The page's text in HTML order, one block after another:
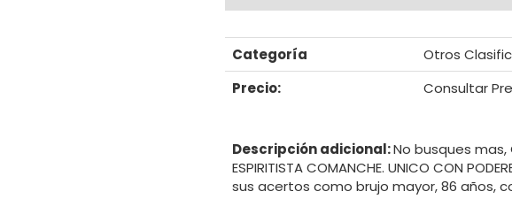
Categoría
Otros
Precio:
Consultar
Descripción adicional:No busques mas,
ESPIRITISTA COMANCHE. UNICO CON
sus acertos como brujo mayor, 86 años,